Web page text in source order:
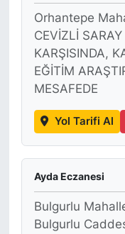
Orhantepe
CEVİZLİ
KARŞISINDA,
EĞİTİM
MESAFEDE
Yol Tarifi Al
Ayda Eczanesi
Bulgurlu
Bulgurlu